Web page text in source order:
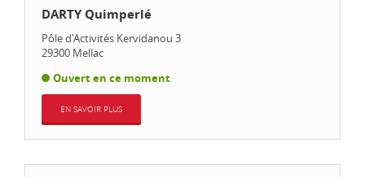
DARTY Quimperlé
Pôle d'Activités Kervidanou 3
29300 Mellac
Ouvert en ce moment
EN SAVOIR PLUS